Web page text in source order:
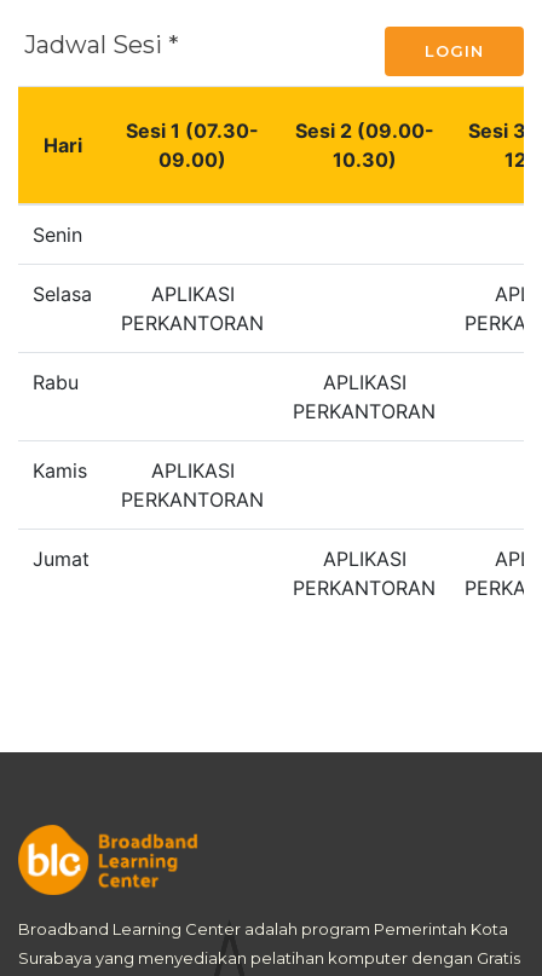
Jadwal Sesi * LOGIN
Hari
Sesi 1 (07.30-
09.00)
Sesi 2 (09.00-
10.30)
Sesi 3
Senin
Selasa
APLIKASI
PERKANTORAN
Rabu
APLIKASI
PERKANTORAN
Kamis
APLIKASI
PERKANTORAN
Jumat
APLIKASI
PERKANTORAN
Broadband Learning Center adalah program Pemerintah Kota
Surabaya yang menyediakan pelatihan komputer dengan Gratis